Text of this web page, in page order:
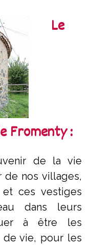
Le
Fromenty :
de la vie
nos villages,
ces vestiges
dans leurs
à être les
de vie, pour les